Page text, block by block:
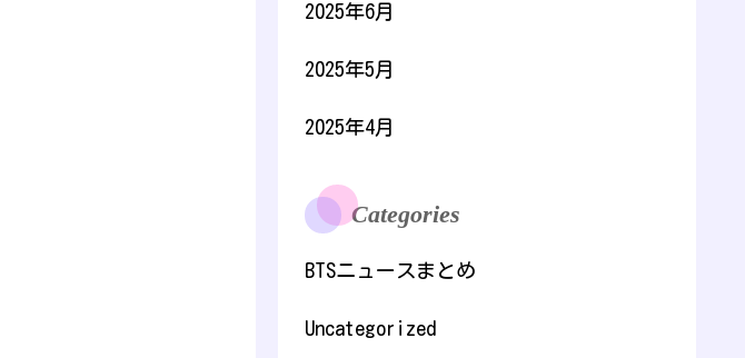
2025年6月
2025年5月
2025年4月
Categories
BTSニュースまとめ
Uncategorized